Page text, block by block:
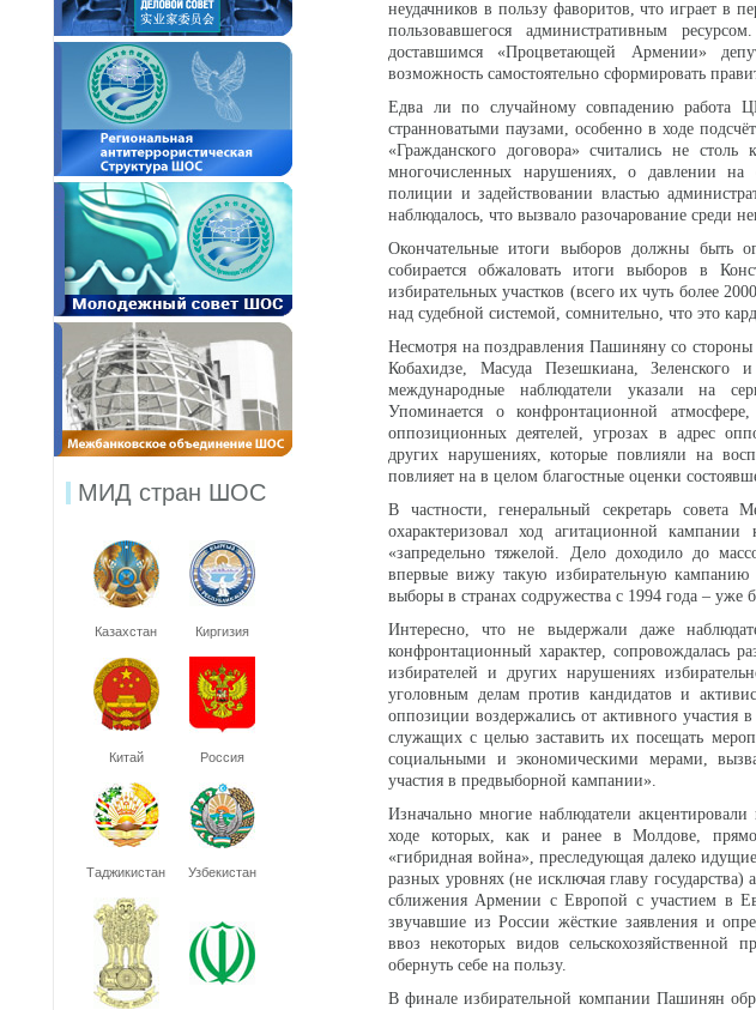
МИД стран ШОС
Казахстан Киргизия
Китай Россия
Таджикистан Узбекистан
неудачников в пользу фаворитов, что играет в
пользовавшегося административным
доставшимся «Процветающей Армении»
возможность самостоятельно сформировать
Едва ли по случайному совпадению
странноватыми паузами, особенно в ходе
«Гражданского договора» считались не
многочисленных нарушениях, о давлении на
полиции и задействовании властью
наблюдалось, что вызвало разочарование среди
Окончательные итоги выборов должны быть
собирается обжаловать итоги выборов в
избирательных участков (всего их чуть более
над судебной системой, сомнительно, что это
Несмотря на поздравления Пашиняну со
Кобахидзе, Масуда Пезешкиана, Зеленского
международные наблюдатели указали на
Упоминается о конфронтационной
оппозиционных деятелей, угрозах в адрес
других нарушениях, которые повлияли на
повлияет на в целом благостные оценки
В частности, генеральный секретарь
охарактеризовал ход агитационной
«запредельно тяжелой. Дело доходило до
впервые вижу такую избирательную кампанию
выборы в странах содружества с 1994 года – уже
Интересно, что не выдержали даже
конфронтационный характер, сопровождалась
избирателей и других нарушениях
уголовным делам против кандидатов и
оппозиции воздержались от активного участия
служащих с целью заставить их посещать
социальными и экономическими мерами,
участия в предвыборной кампании».
Изначально многие наблюдатели
ходе которых, как и ранее в Молдове, прямо
«гибридная война», преследующая далеко
разных уровнях (не исключая главу
сближения Армении с Европой с участием в
звучавшие из России жёсткие заявления и
ввоз некоторых видов сельскохозяйственной
обернуть себе на пользу.
В финале избирательной компании Пашинян